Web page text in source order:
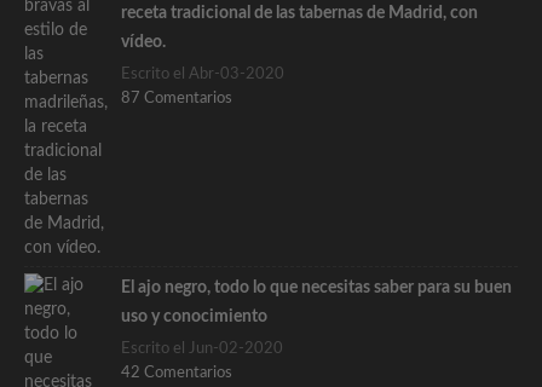
receta tradicional de las tabernas de Madrid, con
vídeo.
Escrito el Abr-03-2020
87 Comentarios
El ajo negro, todo lo que necesitas saber para su buen
uso y conocimiento
Escrito el Jun-02-2020
42 Comentarios